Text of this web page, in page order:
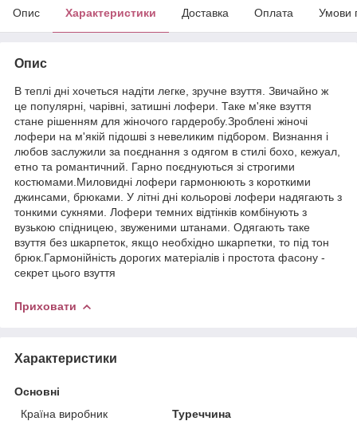
Опис Характеристики Доставка Оплата Умови
Опис
В теплі дні хочеться надіти легке, зручне взуття. Звичайно ж
це популярні, чарівні, затишні лофери. Таке м'яке взуття
стане рішенням для жіночого гардеробу.Зроблені жіночі
лофери на м'якій підошві з невеликим підбором. Визнання і
любов заслужили за поєднання з одягом в стилі бохо, кежуал,
етно та романтичний. Гарно поєднуються зі строгими
костюмами.Миловидні лофери гармонюють з короткими
джинсами, брюками. У літні дні кольорові лофери надягають з
тонкими сукнями. Лофери темних відтінків комбінують з
вузькою спідницею, звуженими штанами. Одягають таке
взуття без шкарпеток, якщо необхідно шкарпетки, то під тон
брюк.Гармонійність дорогих матеріалів і простота фасону -
секрет цього взуття
Приховати
Характеристики
Основні
Країна виробник
Туреччина